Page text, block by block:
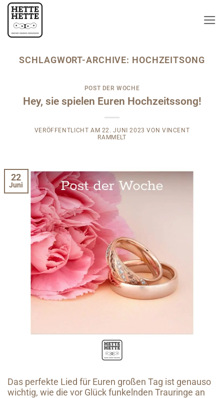
Zum
Inhalt
springen
SCHLAGWORT-ARCHIVE: HOCHZEITSONG
POST DER WOCHE
Hey, sie spielen Euren Hochzeitssong!
VERÖFFENTLICHT AM 22. JUNI 2023 VON VINCENT
RAMMELT
22
Juni
Das perfekte Lied für Euren großen Tag ist genauso
wichtig, wie die vor Glück funkelnden Trauringe an